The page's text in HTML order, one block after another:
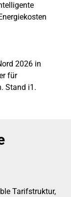
Tarifstruktur,